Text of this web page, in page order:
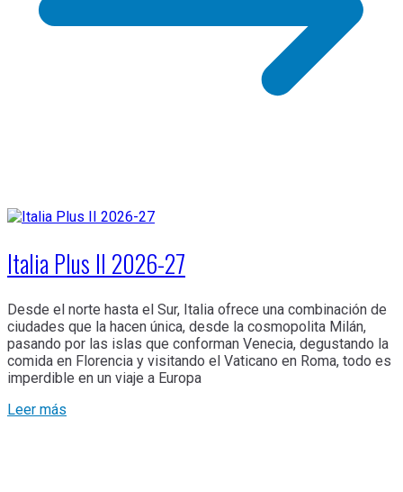
Italia Plus II 2026-27
Desde el norte hasta el Sur, Italia ofrece una combinación de
ciudades que la hacen única, desde la cosmopolita Milán,
pasando por las islas que conforman Venecia, degustando la
comida en Florencia y visitando el Vaticano en Roma, todo es
imperdible en un viaje a Europa
Leer más